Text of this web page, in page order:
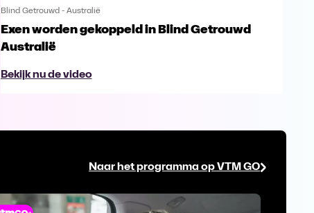
Blind Getrouwd - Australië
Exen worden gekoppeld in Blind Getrouwd
Australië
Bekijk nu de video
Naar het programma op VTM GO